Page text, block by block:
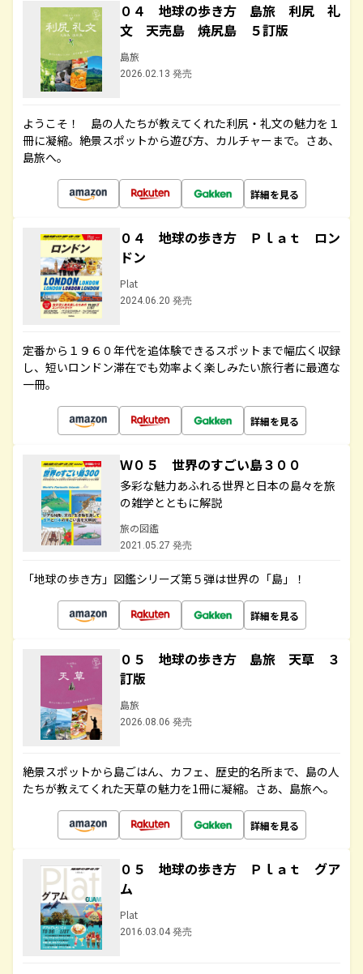
０４ 地球の歩き方 島旅 利尻 礼
文 天売島 焼尻島 ５訂版
島旅
2026.02.13 発売
ようこそ！ 島の人たちが教えてくれた利尻・礼文の魅力を１
冊に凝縮。絶景スポットから遊び方、カルチャーまで。さあ、
島旅へ。
詳細を見る
０４ 地球の歩き方 Ｐｌａｔ ロン
ドン
Plat
2024.06.20 発売
定番から１９６０年代を追体験できるスポットまで幅広く収録
し、短いロンドン滞在でも効率よく楽しみたい旅行者に最適な
一冊。
詳細を見る
Ｗ０５ 世界のすごい島３００
多彩な魅力あふれる世界と日本の島々を旅
の雑学とともに解説
旅の図鑑
2021.05.27 発売
「地球の歩き方」図鑑シリーズ第５弾は世界の「島」！
詳細を見る
０５ 地球の歩き方 島旅 天草 ３
訂版
島旅
2026.08.06 発売
絶景スポットから島ごはん、カフェ、歴史的名所まで、島の人
たちが教えてくれた天草の魅力を1冊に凝縮。さあ、島旅へ。
詳細を見る
０５ 地球の歩き方 Ｐｌａｔ グア
ム
Plat
2016.03.04 発売